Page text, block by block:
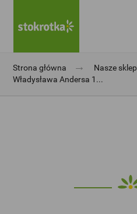
Strona główna → Nasze
Władysława Andersa 1...